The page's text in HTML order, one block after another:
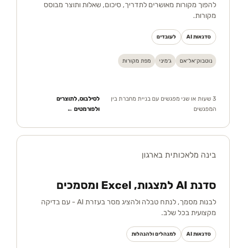
להפוך מקורות מאושרים לתדריך, סיכום, שאלות ותוצר מבוסס
מקורות.
סדנאות AI לעובדים
נוטבוק־אל־אם ג׳מיני מפת מקורות
3 שעות או שני מפגשים עם בניית מחברת בין
המפגשים
לסילבוס, לתוצרים
ולפורמטים ←
בינה מלאכותית בארגון
סדנת AI למצגות, Excel ומסמכים
לבנות מסמך, לנתח טבלה ולהציג מסר בעזרת AI - עם בדיקה
מקצועית בכל שלב.
סדנאות AI למנהלים ולהנהלות